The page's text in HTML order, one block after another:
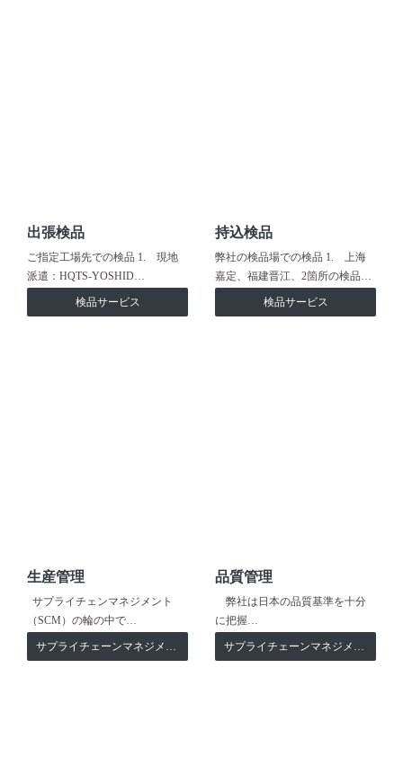
出張検品
ご指定工場先での検品 1. 現地
派遣：HQTS-YOSHID…
検品サービス
持込検品
弊社の検品場での検品 1. 上海
嘉定、福建晋江、2箇所の検品…
検品サービス
生産管理
サプライチェンマネジメント
（SCM）の輪の中で…
サプライチェーンマネジメント
品質管理
弊社は日本の品質基準を十分
に把握…
サプライチェーンマネジメント